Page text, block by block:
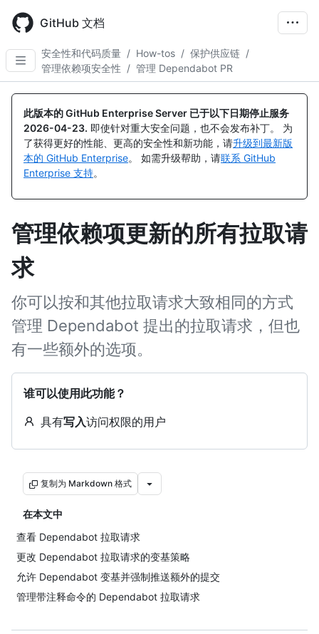
main
content
GitHub 文档
安全性和代码质量 / How-tos / 保护供应链 /
管理依赖项安全性 / 管理 Dependabot PR
此版本的 GitHub Enterprise Server 已于以下日期停止服务
2026-04-23. 即使针对重大安全问题，也不会发布补丁。 为
了获得更好的性能、更高的安全性和新功能，请升级到最新版
本的 GitHub Enterprise。 如需升级帮助，请联系 GitHub
Enterprise 支持。
管理依赖项更新的所有拉取请
求
你可以按和其他拉取请求大致相同的方式
管理 Dependabot 提出的拉取请求，但也
有一些额外的选项。
谁可以使用此功能？
具有写入访问权限的用户
复制为 Markdown 格式
在本文中
查看 Dependabot 拉取请求
更改 Dependabot 拉取请求的变基策略
允许 Dependabot 变基并强制推送额外的提交
管理带注释命令的 Dependabot 拉取请求